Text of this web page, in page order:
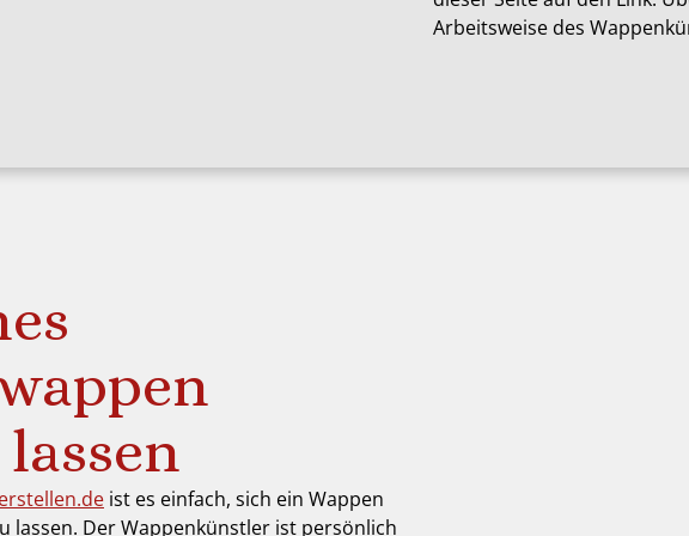
Arbeitsweise des
ist es einfach, sich ein Wappen
lassen. Der Wappenkünstler ist persönlich